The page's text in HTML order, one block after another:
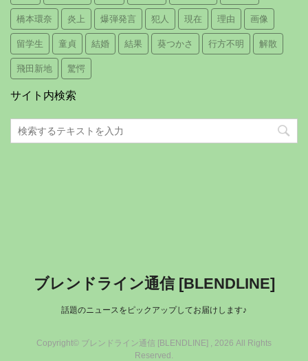
橋本環奈 炎上 爆弾発言 犯人 現在 理由 画像
留学生 童貞 結婚 結果 葵つかさ 行方不明 解散
飛田新地 驚愕
サイト内検索
ブレンドライン通信 [BLENDLINE]
話題のニュースをピックアップしてお届けします♪
Copyright© ブレンドライン通信 [BLENDLINE] , 2026 All Rights
Reserved.